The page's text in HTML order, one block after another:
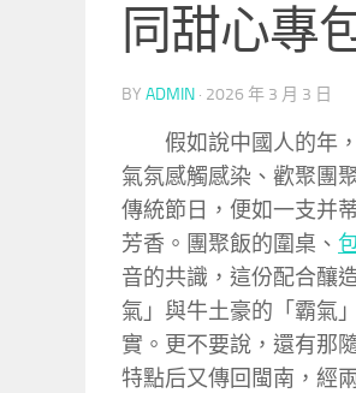
同甜心專
BY ADMIN · 2026 年 3 月 3 日
假如說中國人的年
氣氛感觸感染、歡聚團
傳統節日，便如一支并
芳香。團聚飯的圍桌、
音的共識，這份配合釀
氣」與牛土豪的「霸氣
實。更不要說，還有那
特點后又傳回閩南，經